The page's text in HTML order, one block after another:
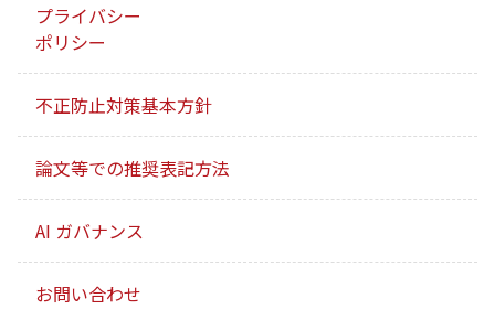
プライバシー
ポリシー
不正防止対策基本方針
論文等での推奨表記方法
AI ガバナンス
お問い合わせ